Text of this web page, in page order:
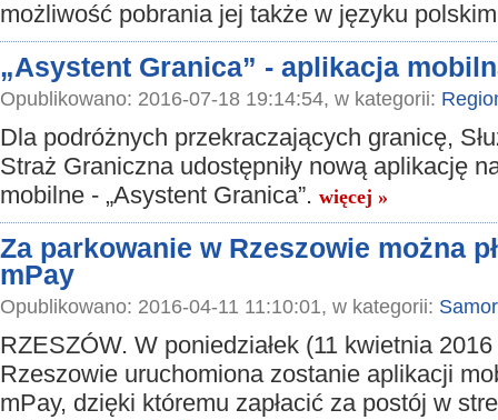
możliwość pobrania jej także w języku
„Asystent Granica” - aplikacja
Opublikowano: 2016-07-18 19:14:54, w kategorii:
Dla podróżnych przekraczających granicę,
Straż Graniczna udostępniły nową aplikację
mobilne - „Asystent Granica”. więcej »
Za parkowanie w Rzeszowie można
mPay
Opublikowano: 2016-04-11 11:10:01, w kategorii:
RZESZÓW. W poniedziałek (11 kwietnia
Rzeszowie uruchomiona zostanie aplikacji
mPay, dzięki któremu zapłacić za postój w